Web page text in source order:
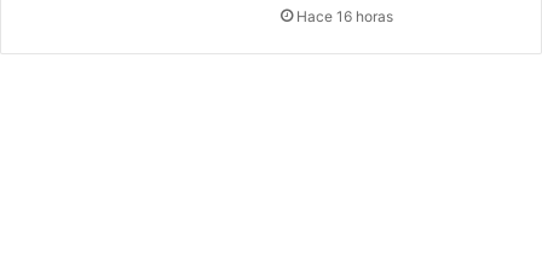
Hace 16 horas